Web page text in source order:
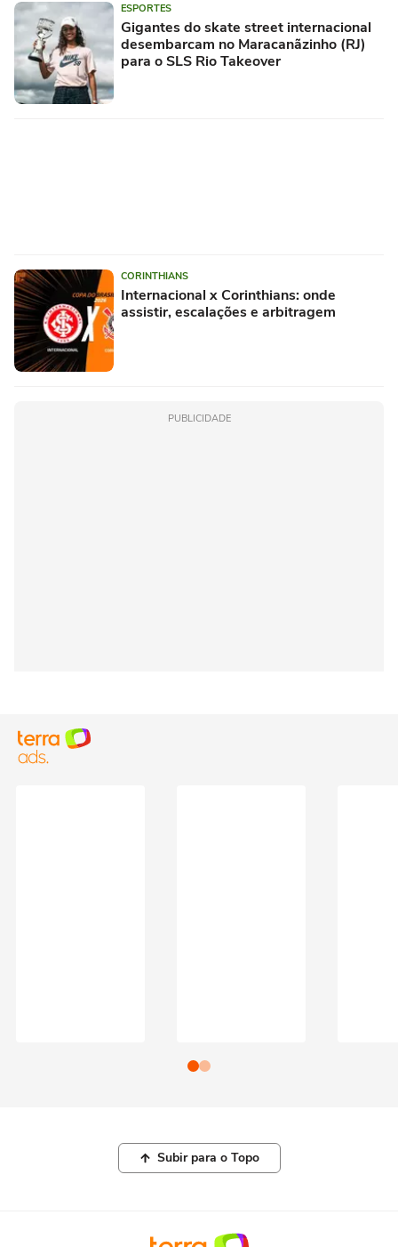
ESPORTES
Gigantes do skate street internacional
desembarcam no Maracanãzinho (RJ)
para o SLS Rio Takeover
CORINTHIANS
Internacional x Corinthians: onde
assistir, escalações e arbitragem
PUBLICIDADE
Subir para o Topo